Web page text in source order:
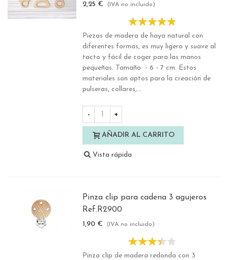
2,25 € (IVA no incluido)
Piezas de madera de haya natural con
diferentes formas, es muy ligero y suave al
tacto y fácil de coger para las manos
pequeñas. Tamaño - 6 - 7 cm. Estos
materiales son aptos para la creación de
pulseras, collares,...
- +
AÑADIR AL CARRITO
Vista rápida
Pinza clip para cadena 3 agujeros
Ref.R2900
1,90 € (IVA no incluido)
Pinza clip de madera redonda con 3